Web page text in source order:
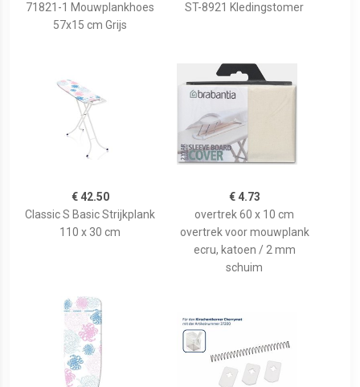
71821-1 Mouwplankhoes
57x15 cm Grijs
ST-8921 Kledingstomer
€ 42.50
Classic S Basic Strijkplank
110 x 30 cm
€ 4.73
overtrek 60 x 10 cm
overtrek voor mouwplank
ecru, katoen / 2 mm
schuim